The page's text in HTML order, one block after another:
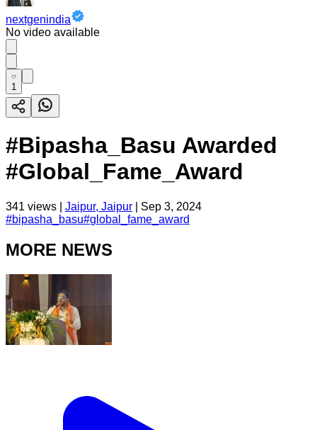
nextgenindia
No video available
1
#Bipasha_Basu Awarded
#Global_Fame_Award
341 views | Jaipur, Jaipur
Sep 3, 2024
#bipasha_basu#global_fame_award
MORE NEWS